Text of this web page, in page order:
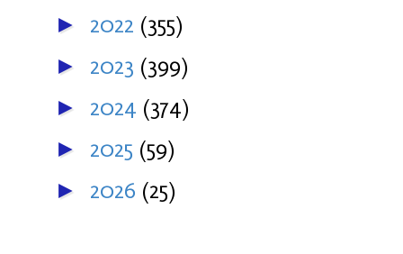
► 2022 (355)
► 2023 (399)
► 2024 (374)
► 2025 (59)
► 2026 (25)